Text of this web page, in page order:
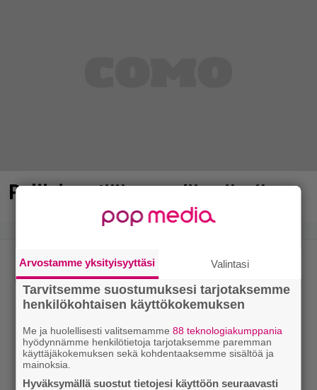
Poliisi pyytää apua Jämsässä
Arvostamme yksityisyyttäsi Valintasi
Tarvitsemme suostumuksesi tarjotaksemme
henkilökohtaisen käyttökokemuksen
Me ja huolellisesti valitsemamme88 teknologiakumppania
hyödynnämme henkilötietoja tarjotaksemme paremman
käyttäjäkokemuksen sekä kohdentaaksemme sisältöä ja
mainoksia.
Hyväksymällä suostut tietojesi käyttöön seuraavasti